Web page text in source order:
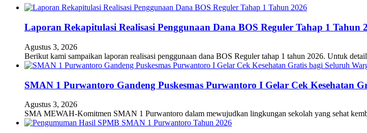
Laporan Rekapitulasi Realisasi Penggunaan Dana BOS Reguler Tahap 1 Tahun
Agustus 3, 2026
Berikut kami sampaikan laporan realisasi penggunaan dana BOS Reguler tahap 1 tahun 2026. Untuk
SMAN 1 Purwantoro Gandeng Puskesmas Purwantoro I Gelar Cek Kesehatan
Agustus 3, 2026
SMA MEWAH-Komitmen SMAN 1 Purwantoro dalam mewujudkan lingkungan sekolah yang sehat